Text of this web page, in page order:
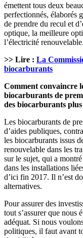
émettent tous deux
perfectionnés, élaborés
de prendre du recul et
optique, la meilleure
l’électricité renouvelable.
>> Lire : La
biocarburants
Comment convaincre
biocarburants de
des biocarburants
Les biocarburants de
d’aides publiques,
les biocarburants issus
renouvelable dans les
sur le sujet, qui a
dans les installations
d’ici fin 2017. Il n’est
alternatives.
Pour assurer des
tout s’assurer que nous
adéquat. Si nous
politiques, il faut avant